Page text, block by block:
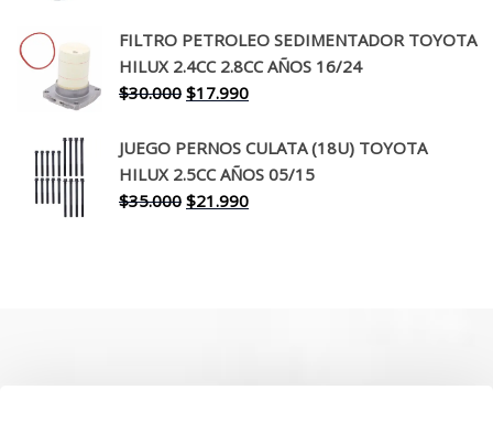
original
era:
$260.000.
actual
es:
FILTRO PETROLEO SEDIMENTADOR TOYOTA
HILUX 2.4CC 2.8CC AÑOS 16/24
$30.000 El
original
era:
$30.000.
$17.990El
actual
es:
$17.990.
JUEGO PERNOS CULATA (18U) TOYOTA
HILUX 2.5CC AÑOS 05/15
$35.000 El
$21.990El